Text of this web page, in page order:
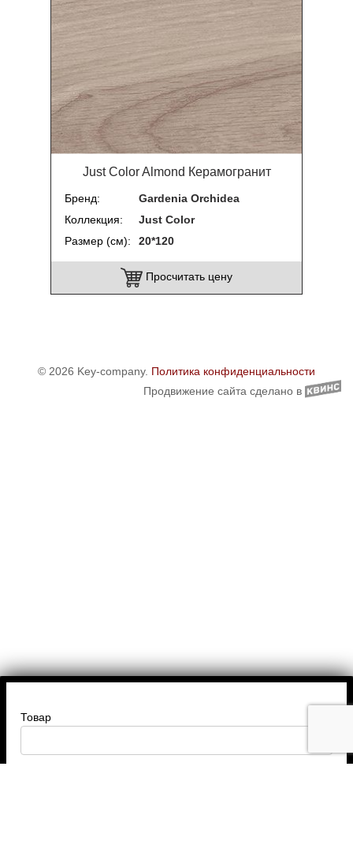
Just Color Almond Керамогранит
Бренд
Gardenia Orchidea
Коллекция
Just Color
Размер (см)
20*120
Просчитать цену
© 2026 Key-company. Политика конфиденциальности
Продвижение сайта сделано в
Товар